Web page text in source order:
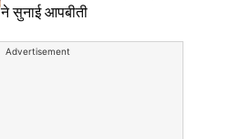
ने सुनाई आपबीती
Advertisement